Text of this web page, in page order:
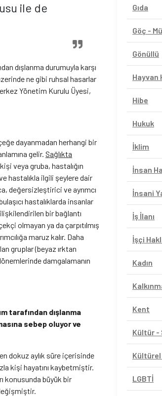
ile de
dışlanma durumuyla karşı
ne gibi ruhsal hasarlar
Yönetim Kurulu Üyesi,
dayanmadan herhangi bir
gelir. Sağlıkta
veya gruba, hastalığın
hastalıkla ilgili şeylere dair
değersizleştirici ve ayrımcı
hastalıklarda insanlar
ilişkilendirilen bir bağlantı
olmayan ya da çarpıtılmış
maruz kalır. Daha
gruplar (beyaz ırktan
damgalamanın
tarafından dışlanma
sebep oluyor ve
dokuz aylık süre içerisinde
kişi hayatını kaybetmiştir.
konusunda büyük bir
Gıda
Göç -
Gönüllü
Hayvan
Hibe
Hukuk
İklim
İnsan
İnsani
İş İlanı
İşçi
Kadın
Kent
Kültür -
Kültürel
LGBTİ